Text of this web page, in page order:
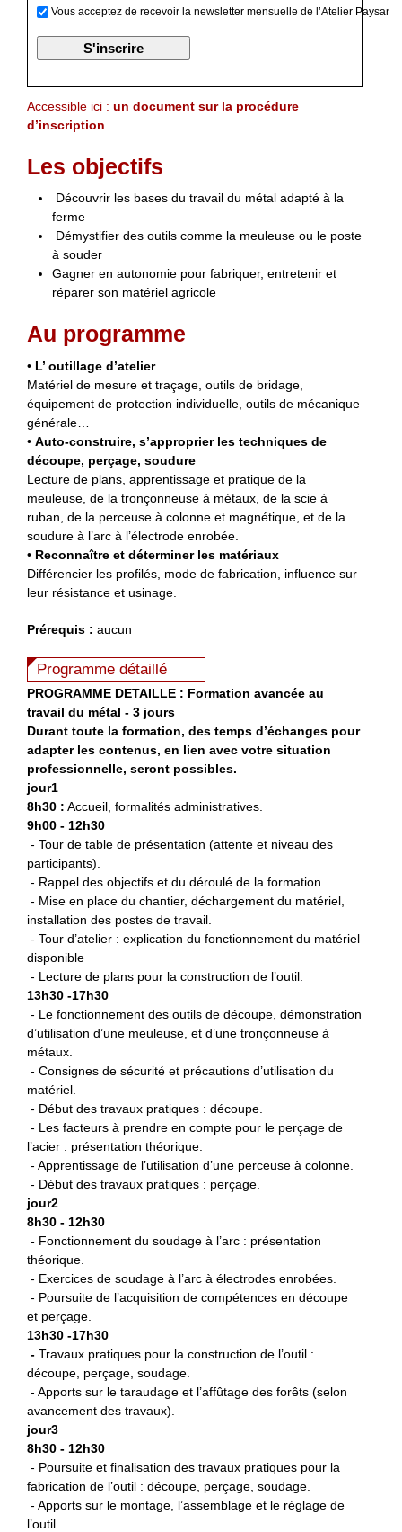
Vous acceptez de recevoir la newsletter mensuelle de l’Atelier Paysan
Accessible ici : un document sur la procédure
d’inscription
Les objectifs
Découvrir les bases du travail du métal adapté à la
ferme
Démystifier des outils comme la meuleuse ou le poste
à souder
Gagner en autonomie pour fabriquer, entretenir et
réparer son matériel agricole
Au programme
• L’ outillage d’atelier
Matériel de mesure et traçage, outils de bridage,
équipement de protection individuelle, outils de mécanique
générale…
• Auto-construire, s’approprier les techniques de
découpe, perçage, soudure
Lecture de plans, apprentissage et pratique de la
meuleuse, de la tronçonneuse à métaux, de la scie à
ruban, de la perceuse à colonne et magnétique, et de la
soudure à l’arc à l’électrode enrobée.
• Reconnaître et déterminer les matériaux
Différencier les profilés, mode de fabrication, influence sur
leur résistance et usinage.
Prérequis : aucun
Programme détaillé
PROGRAMME DETAILLE : Formation avancée au
travail du métal - 3 jours
Durant toute la formation, des temps d’échanges pour
adapter les contenus, en lien avec votre situation
professionnelle, seront possibles.
jour1
8h30 : Accueil, formalités administratives.
9h00 - 12h30
- Tour de table de présentation (attente et niveau des
participants).
- Rappel des objectifs et du déroulé de la formation.
- Mise en place du chantier, déchargement du matériel,
installation des postes de travail.
- Tour d’atelier : explication du fonctionnement du matériel
disponible
- Lecture de plans pour la construction de l’outil.
13h30 -17h30
- Le fonctionnement des outils de découpe, démonstration
d’utilisation d’une meuleuse, et d’une tronçonneuse à
métaux.
- Consignes de sécurité et précautions d’utilisation du
matériel.
- Début des travaux pratiques : découpe.
- Les facteurs à prendre en compte pour le perçage de
l’acier : présentation théorique.
- Apprentissage de l’utilisation d’une perceuse à colonne.
- Début des travaux pratiques : perçage.
jour2
8h30 - 12h30
- Fonctionnement du soudage à l’arc : présentation
théorique.
- Exercices de soudage à l’arc à électrodes enrobées.
- Poursuite de l’acquisition de compétences en découpe
et perçage.
13h30 -17h30
- Travaux pratiques pour la construction de l’outil :
découpe, perçage, soudage.
- Apports sur le taraudage et l’affûtage des forêts (selon
avancement des travaux).
jour3
8h30 - 12h30
- Poursuite et finalisation des travaux pratiques pour la
fabrication de l’outil : découpe, perçage, soudage.
- Apports sur le montage, l’assemblage et le réglage de
l’outil.